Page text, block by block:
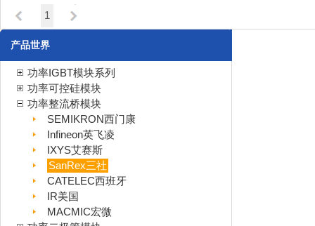
暂时还没有产品...
1
产品世界
功率IGBT模块系列
功率可控硅模块
功率整流桥模块
SEMIKRON西门康
Infineon英飞凌
IXYS艾赛斯
SanRex三社
CATELEC西班牙
IR美国
MACMIC宏微